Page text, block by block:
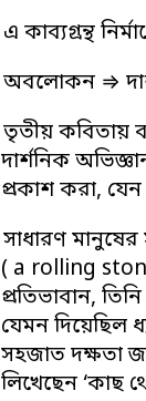
এ কাব্যগ্রন্থ
অবলোকন ⇒
তৃতীয় কবিতায়
দার্শনিক
প্রকাশ করা,
সাধারণ
( a rolling
প্রতিভাবান,
যেমন দিয়েছিল
সহজাত দক্ষতা
লিখেছেন ‘কাছ